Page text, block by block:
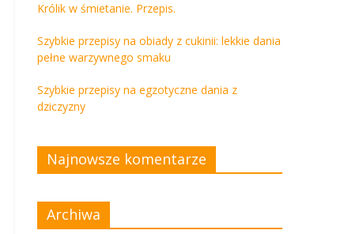
Królik w śmietanie. Przepis.
Szybkie przepisy na obiady z cukinii: lekkie dania
pełne warzywnego smaku
Szybkie przepisy na egzotyczne dania z
dziczyzny
Najnowsze komentarze
Archiwa